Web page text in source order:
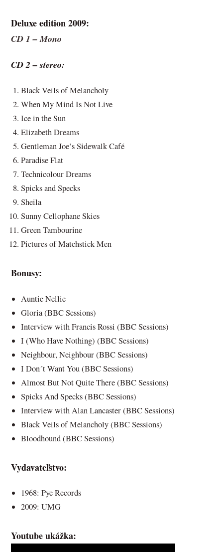
Deluxe edition 2009:
CD 1 – Mono
CD 2 – stereo:
Black Veils of Melancholy
When My Mind Is Not Live
Ice in the Sun
Elizabeth Dreams
Gentleman Joe’s Sidewalk Café
Paradise Flat
Technicolour Dreams
Spicks and Specks
Sheila
Sunny Cellophane Skies
Green Tambourine
Pictures of Matchstick Men
Bonusy:
Auntie Nellie
Gloria (BBC Sessions)
Interview with Francis Rossi (BBC Sessions)
I (Who Have Nothing) (BBC Sessions)
Neighbour, Neighbour (BBC Sessions)
I Don´t Want You (BBC Sessions)
Almost But Not Quite There (BBC Sessions)
Spicks And Specks (BBC Sessions)
Interview with Alan Lancaster (BBC Sessions)
Black Veils of Melancholy (BBC Sessions)
Bloodhound (BBC Sessions)
Vydavateľstvo:
1968: Pye Records
2009: UMG
Youtube ukážka: